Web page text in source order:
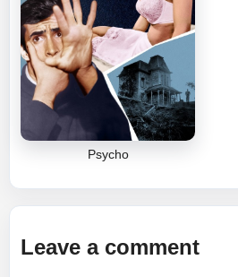
Psycho
Leave a comment